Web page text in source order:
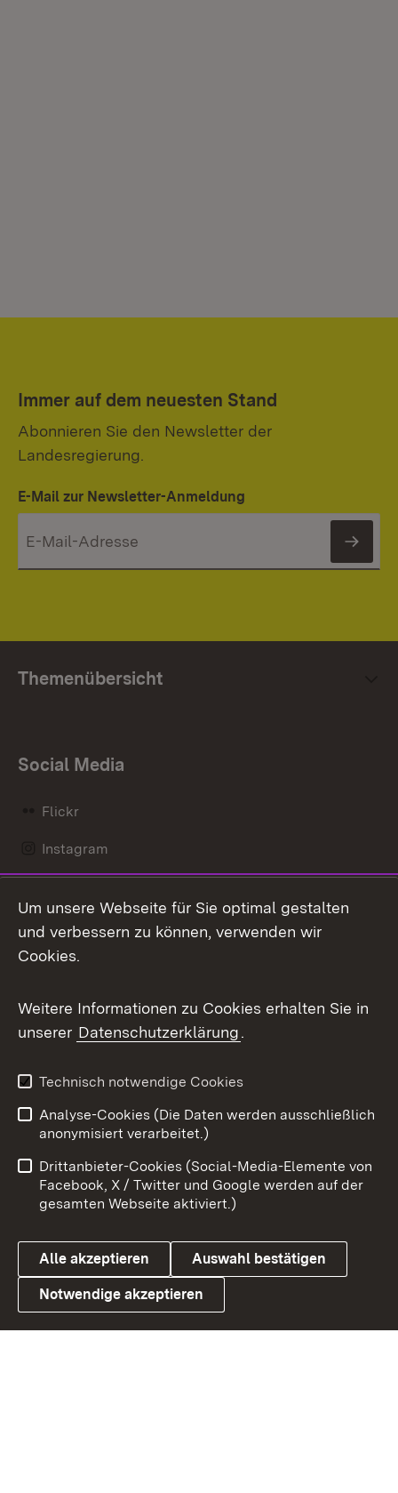
Immer auf dem neuesten Stand
Abonnieren Sie den Newsletter der
Landesregierung.
E-Mail zur Newsletter-Anmeldung
Themenübersicht
Social Media
Flickr
Instagram
Mastodon
Messenger
Social Wall
X / Twitter
Youtube
Link zum Landesportal
Benutzungshinweise
Barrierefreiheit
Datenschutz
Cookies
Um unsere Webseite für Sie optimal gestalten
und verbessern zu können, verwenden wir
Cookies.
Weitere Informationen zu Cookies erhalten Sie in
unserer Datenschutzerklärung.
Technisch notwendige Cookies
Analyse-Cookies (Die Daten werden ausschließlich
anonymisiert verarbeitet.)
Drittanbieter-Cookies (Social-Media-Elemente von
Facebook, X / Twitter und Google werden auf der
gesamten Webseite aktiviert.)
Alle akzeptieren Auswahl bestätigen
Notwendige akzeptieren